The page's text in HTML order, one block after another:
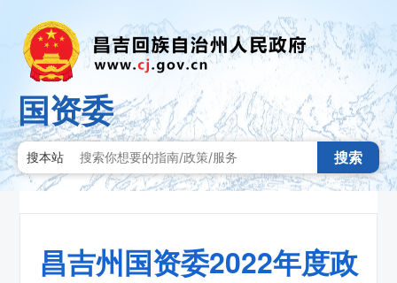
国资委
搜本站 搜索
昌吉州国资委2022年度政